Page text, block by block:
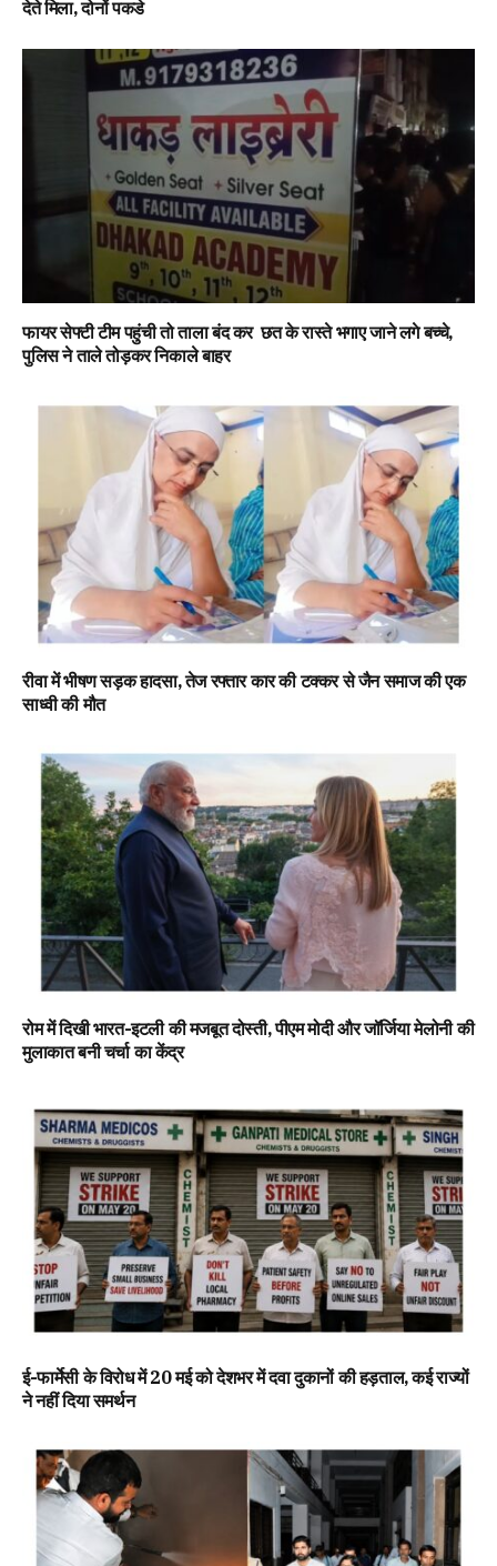
देते मिला, दोनों पकडे
फायर सेफ्टी टीम पहुंची तो ताला बंद कर छत के रास्ते भगाए जाने लगे बच्चे,
पुलिस ने ताले तोड़कर निकाले बाहर
रीवा में भीषण सड़क हादसा, तेज रफ्तार कार की टक्कर से जैन समाज की एक
साध्वी की मौत
रोम में दिखी भारत-इटली की मजबूत दोस्ती, पीएम मोदी और जॉर्जिया मेलोनी की
मुलाकात बनी चर्चा का केंद्र
ई-फार्मेसी के विरोध में 20 मई को देशभर में दवा दुकानों की हड़ताल, कई राज्यों
ने नहीं दिया समर्थन